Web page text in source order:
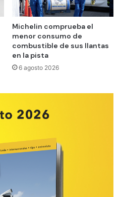
Michelin comprueba el
menor consumo de
combustible de sus llantas
en la pista
6 agosto 2026